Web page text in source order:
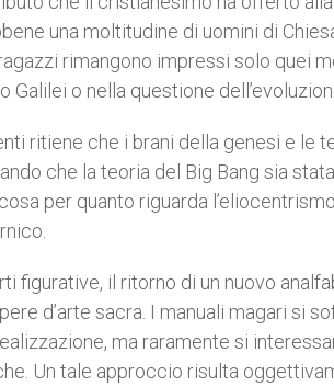
una moltitudine di uomini di
rimangono impressi solo quei
o nella questione
ritiene che i brani della genesi e le
che la teoria del Big Bang sia
per quanto riguarda
figurative, il ritorno di un nuovo
d’arte sacra. I manuali magari si
ma raramente si
Un tale approccio risulta